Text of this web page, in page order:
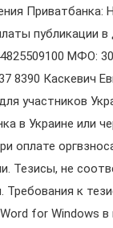
Приватбанка:
публикации в
МФО:
8390 Каскевич
участников
в Украине или
оплате
Тезисы, не
Требования к
for Windows